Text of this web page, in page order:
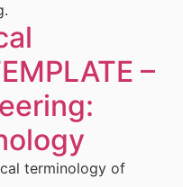
–
terminology of